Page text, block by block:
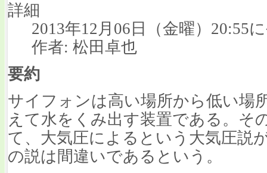
詳細
2013年12月06日（金曜）20:55
作者: 松田卓也
要約
サイフォンは高い場所から低い場
えて水をくみ出す装置である。そ
て、大気圧によるという大気圧説
の説は間違いであるという。